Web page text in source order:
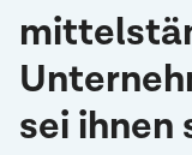
Sie möchten
sei ihnen